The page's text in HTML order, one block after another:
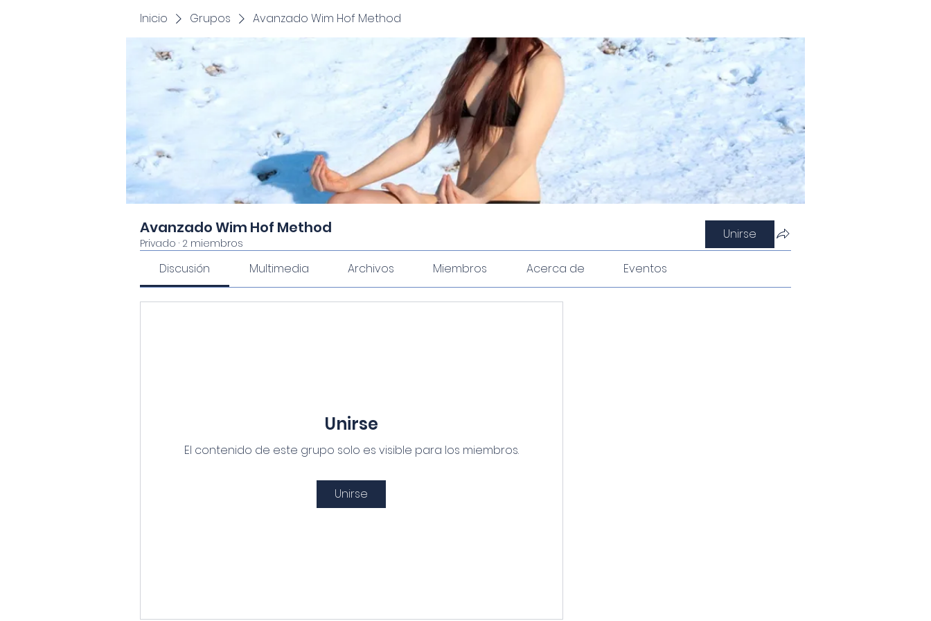
Inicio Grupos Avanzado Wim Hof Method
Avanzado Wim Hof Method
Privado · 2 miembros
Unirse
Discusión Multimedia Archivos Miembros Acerca de Eventos
Unirse
El contenido de este grupo solo es visible para los miembros.
Unirse